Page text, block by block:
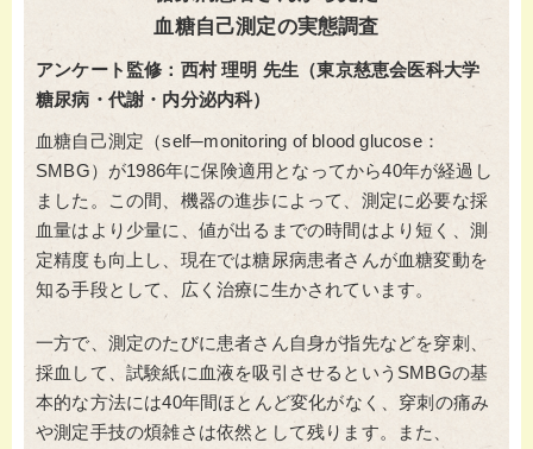
血糖自己測定の実態調査
アンケート監修：西村 理明 先生（東京慈恵会医科大学
糖尿病・代謝・内分泌内科）
血糖自己測定（self─monitoring of blood glucose：
SMBG）が1986年に保険適用となってから40年が経過し
ました。この間、機器の進歩によって、測定に必要な採
血量はより少量に、値が出るまでの時間はより短く、測
定精度も向上し、現在では糖尿病患者さんが血糖変動を
知る手段として、広く治療に生かされています。
一方で、測定のたびに患者さん自身が指先などを穿刺、
採血して、試験紙に血液を吸引させるというSMBGの基
本的な方法には40年間ほとんど変化がなく、穿刺の痛み
や測定手技の煩雑さは依然として残ります。また、